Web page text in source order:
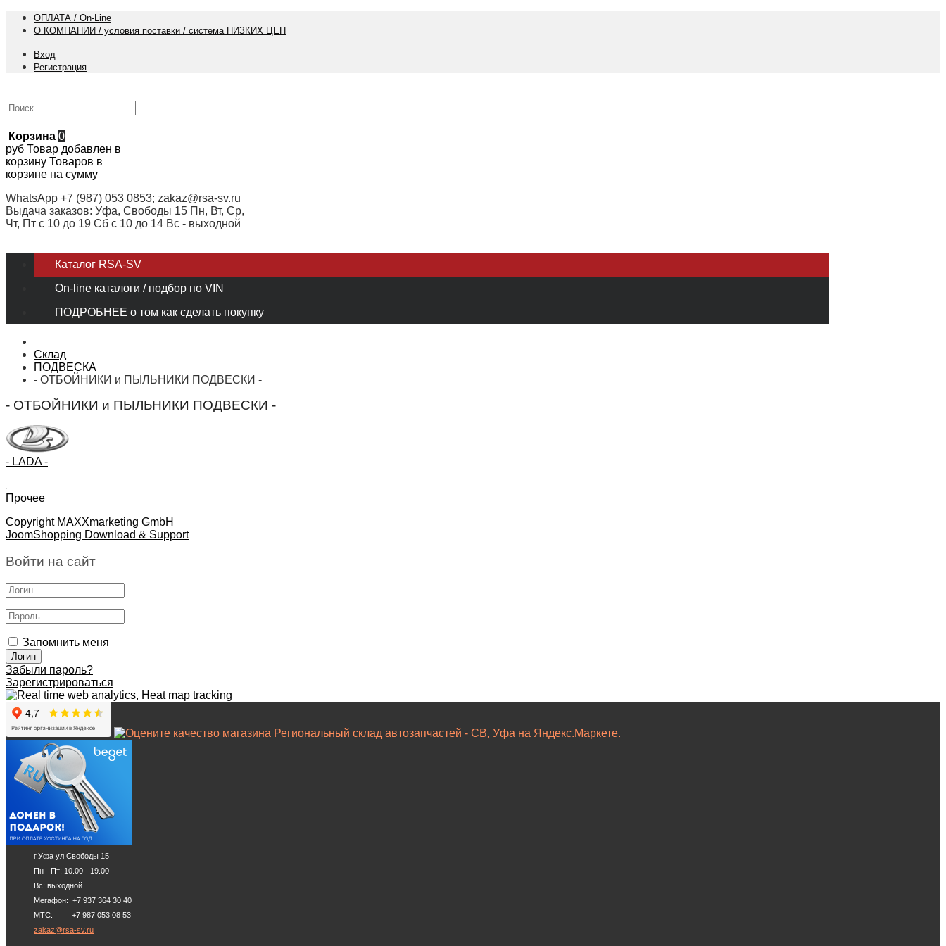
ОПЛАТА / On-Line
О КОМПАНИИ / условия поставки / система НИЗКИХ ЦЕН
Вход
Регистрация
Корзина 0
руб Товар добавлен в
корзину Товаров в
корзине на сумму
WhatsApp +7 (987) 053 0853; zakaz@rsa-sv.ru
Выдача заказов: Уфа, Свободы 15 Пн, Вт, Ср,
Чт, Пт с 10 до 19 Сб с 10 до 14 Вс - выходной
Каталог RSA-SV
On-line каталоги / подбор по VIN
ПОДРОБНЕЕ о том как сделать покупку
Склад
ПОДВЕСКА
- ОТБОЙНИКИ и ПЫЛЬНИКИ ПОДВЕСКИ -
- ОТБОЙНИКИ и ПЫЛЬНИКИ ПОДВЕСКИ -
- LADA -
Прочее
Copyright MAXXmarketing GmbH
JoomShopping Download & Support
Войти на сайт
Запомнить меня
Забыли пароль?
Зарегистрироваться
г.Уфа ул Свободы 15
Пн - Пт: 10.00 - 19.00
Вс: выходной
Мегафон: +7 937 364 30 40
МТС: +7 987 053 08 53
zakaz@rsa-sv.ru